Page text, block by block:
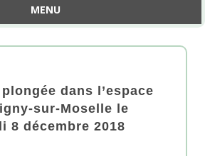
MENU
dans l’espace
sur-Moselle le
8 décembre 2018